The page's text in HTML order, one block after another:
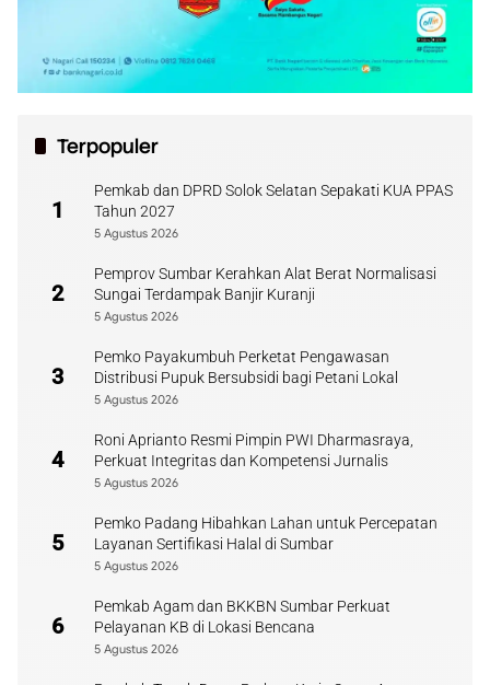
Terpopuler
1
Pemkab dan DPRD Solok Selatan Sepakati KUA PPAS
Tahun 2027
5 Agustus 2026
2
Pemprov Sumbar Kerahkan Alat Berat Normalisasi
Sungai Terdampak Banjir Kuranji
5 Agustus 2026
3
Pemko Payakumbuh Perketat Pengawasan
Distribusi Pupuk Bersubsidi bagi Petani Lokal
5 Agustus 2026
4
Roni Aprianto Resmi Pimpin PWI Dharmasraya,
Perkuat Integritas dan Kompetensi Jurnalis
5 Agustus 2026
5
Pemko Padang Hibahkan Lahan untuk Percepatan
Layanan Sertifikasi Halal di Sumbar
5 Agustus 2026
6
Pemkab Agam dan BKKBN Sumbar Perkuat
Pelayanan KB di Lokasi Bencana
5 Agustus 2026